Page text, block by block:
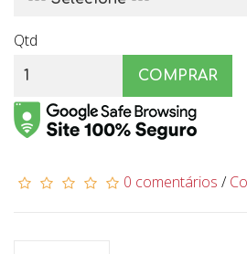
Qtd
COMPRAR
0 comentários /